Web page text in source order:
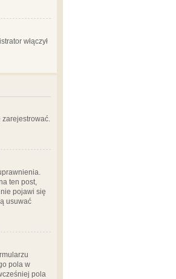
włączył
zarejestrować.
ten post,
pojawi się
usuwać
pola w
pola